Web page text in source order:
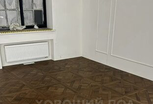
о паркете Coswick
Реставрация царапин. Полы,
твердым воском. Системы для локального